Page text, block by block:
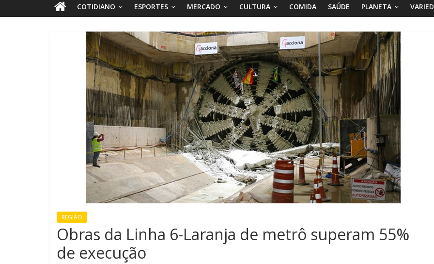
COTIDIANO ESPORTES MERCADO CULTURA COMIDA SAÚDE PLANETA
REGIÃO
Obras da Linha 6-Laranja de metrô superam 55%
de execução